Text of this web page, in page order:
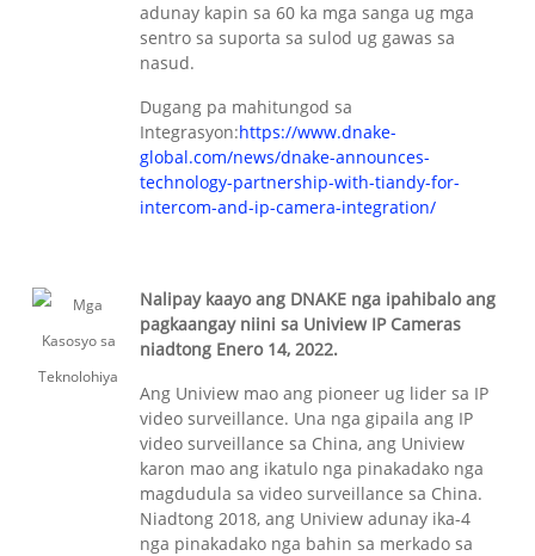
adunay kapin sa 60 ka mga sanga ug mga
sentro sa suporta sa sulod ug gawas sa
nasud.
Dugang pa mahitungod sa
Integrasyon:https://www.dnake-
global.com/news/dnake-announces-
technology-partnership-with-tiandy-for-
intercom-and-ip-camera-integration/
Nalipay kaayo ang DNAKE nga ipahibalo ang
pagkaangay niini sa Uniview IP Cameras
niadtong Enero 14, 2022.
Ang Uniview mao ang pioneer ug lider sa IP
video surveillance. Una nga gipaila ang IP
video surveillance sa China, ang Uniview
karon mao ang ikatulo nga pinakadako nga
magdudula sa video surveillance sa China.
Niadtong 2018, ang Uniview adunay ika-4
nga pinakadako nga bahin sa merkado sa